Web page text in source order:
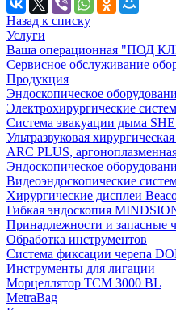
Назад к списку
Услуги
Ваша операционная "ПОД
Сервисное обслуживание
Продукция
Эндоскопическое
Электрохирургические
Система эвакуации дыма
Ультразвуковая
ARC PLUS,
Эндоскопическое
Видеоэндоскопические
Хирургические дисплеи
Гибкая эндоскопия
Принадлежности и запасные
Обработка инструментов
Система фиксации черепа
Инструменты для лигации
Морцеллятор ТСМ 3000 BL
MetraBag